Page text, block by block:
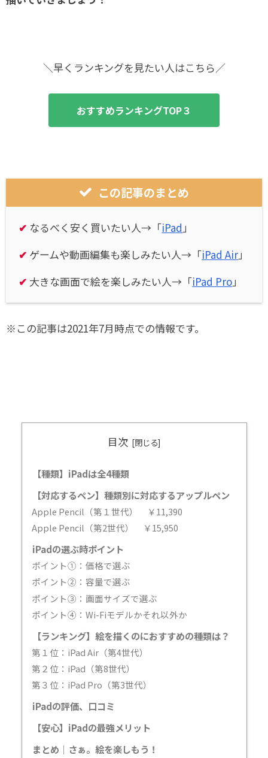
＼早くランキングを見たい人はこちら／
おすすめランキングTOP３
この記事のまとめ
✔ なるべく安く買いたい人→「iPad」
✔ ゲームや動画編集も楽しみたい人→「iPad Air」
✔ 大きな画面で絵を楽しみたい人→「iPad Pro」
※この記事は2021年7月時点での情報です。
目次
【種類】iPadは全4種類
【対応するペン】種類別に対応するアップルペン
Apple Pencil（第１世代） ￥11,390
Apple Pencil（第2世代） ￥15,950
iPadの選ぶ時ポイント
ポイント①：価格で選ぶ
ポイント②：容量で選ぶ
ポイント③：画面サイズで選ぶ
ポイント④：Wi-Fiモデルかそれ以外か
【ランキング】絵を描くのにおすすめの種類は？
第１位：iPad Air（第4世代）
第２位：iPad（第8世代）
第３位：iPad Pro（第3世代）
iPadの評価、口コミ
【安心】iPadの最強メリット
まとめ｜さぁ。絵を楽しもう！